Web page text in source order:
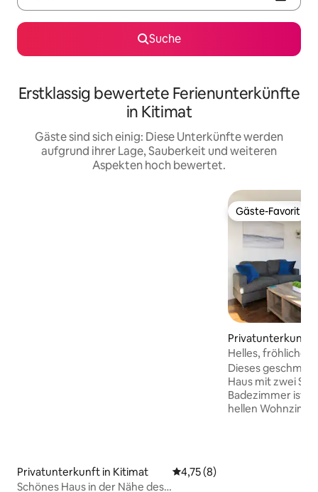
Suche
Erstklassig bewertete Ferienunterkünfte
in Kitimat
Gäste sind sich einig: Diese Unterkünfte werden
aufgrund ihrer Lage, Sauberkeit und weiteren
Aspekten hoch bewertet.
Privatunterkunft in Kitimat Durchschnittliche
4,75 (8)
Schönes Haus in der Nähe des
Gäste-Favorit
Gäste-Favorit
Privatunterkunft
Helles, fröhliches
voll
Dieses
Haus mit zwei
Badezimmer ist
hellen